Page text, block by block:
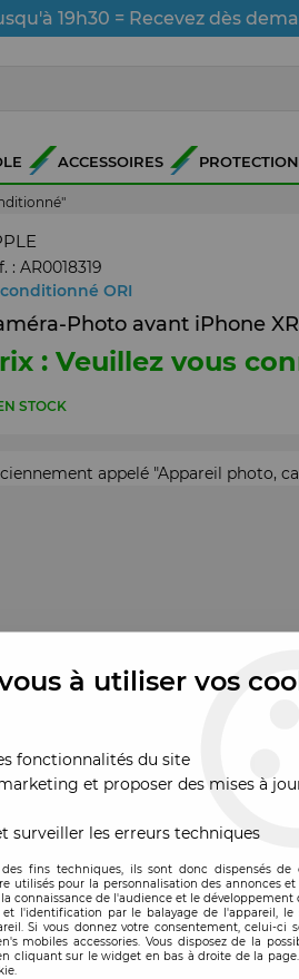
19h30 = Recevez dès
ACCESSOIRES
: AR0018319
ORI
Photo avant iPhone
: Veuillez vous
STOCK
appelé "Appareil photo,
à utiliser vos
fonctionnalités du site
et proposer des mises à
surveiller les erreurs techniques
fins techniques, ils sont donc dispensés de
utilisés pour la personnalisation des annonces
connaissance de l'audience et le développement
l'identification par le balayage de l'appareil, le
Si vous donnez votre consentement, celui-ci
mobiles accessories. Vous disposez de la
cliquant sur le widget en bas à droite de la page.